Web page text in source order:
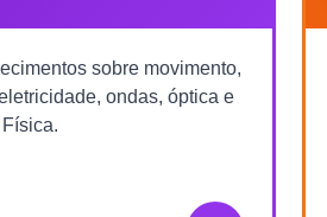
sobre movimento,
ondas, óptica e